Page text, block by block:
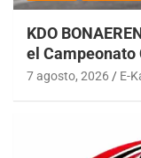
KDO
el Campeonato
7 agosto, 2026 E-